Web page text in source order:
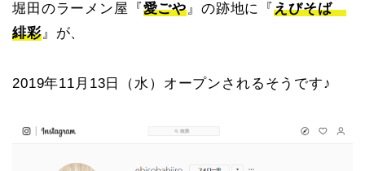
堀田のラーメン屋『愛ごや』の跡地に『えびそば
緋彩』が、
2019年11月13日（水）オープンされるそうです♪